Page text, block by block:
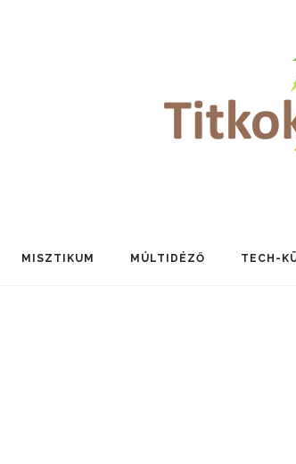
MISZTIKUM MÚLTIDÉZŐ TECH-